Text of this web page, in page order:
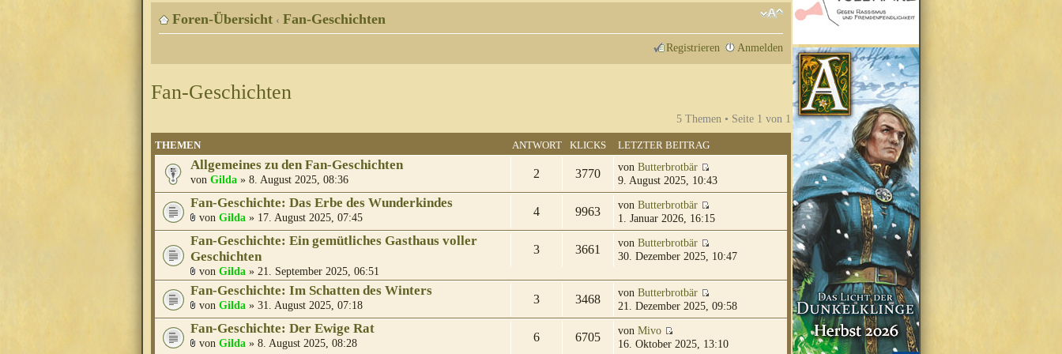
Foren-Übersicht ‹ Fan-Geschichten
Registrieren Anmelden
Fan-Geschichten
5 Themen • Seite 1 von 1
THEMEN ANTWORT KLICKS LETZTER BEITRAG
Allgemeines zu den Fan-Geschichten
von Gilda » 8. August 2025, 08:36 2 3770 von Butterbrotbär
9. August 2025, 10:43
Fan-Geschichte: Das Erbe des Wunderkindes
von Gilda » 17. August 2025, 07:45 4 9963 von Butterbrotbär
1. Januar 2026, 16:15
Fan-Geschichte: Ein gemütliches Gasthaus voller
Geschichten
von Gilda » 21. September 2025, 06:51
3 3661 von Butterbrotbär
30. Dezember 2025, 10:47
Fan-Geschichte: Im Schatten des Winters
von Gilda » 31. August 2025, 07:18 3 3468 von Butterbrotbär
21. Dezember 2025, 09:58
Fan-Geschichte: Der Ewige Rat
von Gilda » 8. August 2025, 08:28 6 6705 von Mivo
16. Oktober 2025, 13:10